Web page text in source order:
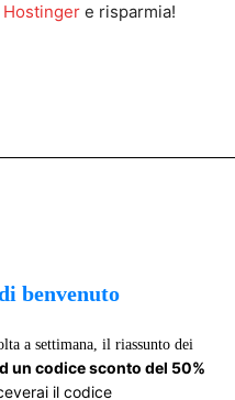
Hostinger e risparmia!
benvenuto
a settimana, il riassunto dei
un codice sconto del 50%
il codice